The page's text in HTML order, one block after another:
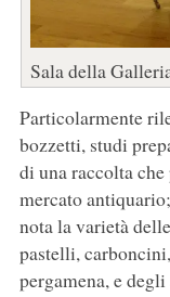
Sala della
Particolarmente
bozzetti, studi
di una raccolta
mercato
nota la varietà
pastelli,
pergamena, e